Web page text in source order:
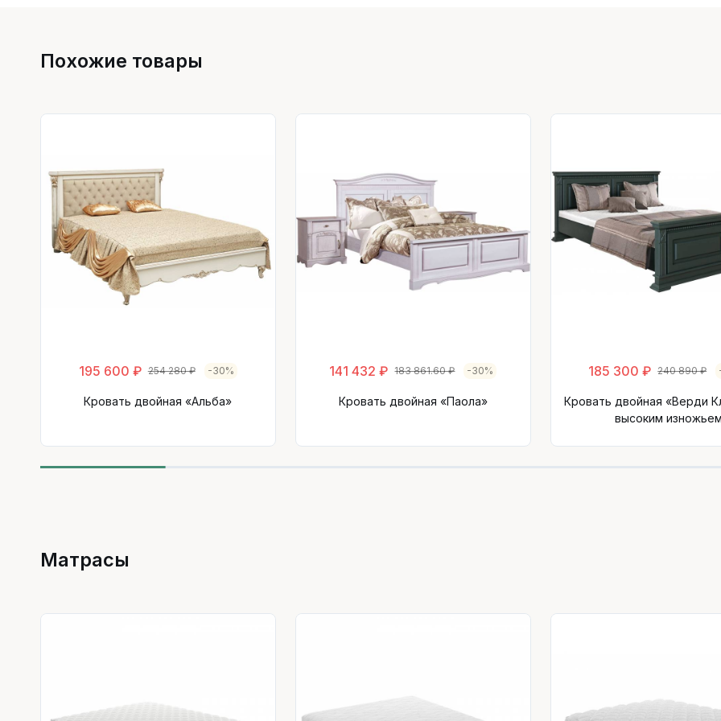
Похожие товары
195 600 ₽ 254 280 ₽ -30%
Кровать двойная «Альба»
141 432 ₽ 183 861.60 ₽ -30%
Кровать двойная «Паола»
185 300 ₽ 240 890 ₽
Кровать двойная «Верди
высоким
Матрасы